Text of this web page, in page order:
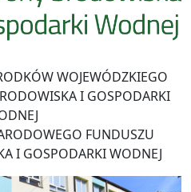
WOJEWÓDZKIEGO
I GOSPODARKI
FUNDUSZU
I GOSPODARKI WODNEJ